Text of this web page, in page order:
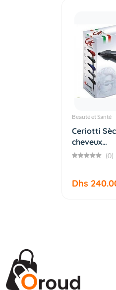
Beauté et Santé
Ceriotti
cheveux
(0)
Dhs